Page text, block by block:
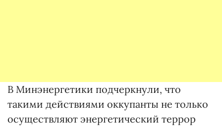
В Минэнергетики подчеркнули, что
такими действиями оккупанты не только
осуществляют энергетический террор